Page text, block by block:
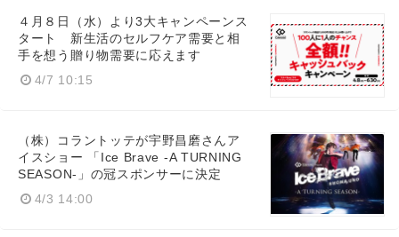
４月８日（水）より3大キャンペーンス
タート 新生活のセルフケア需要と相
手を想う贈り物需要に応えます
4/7 10:15
（株）コラントッテが宇野昌磨さんア
イスショー 「Ice Brave -A TURNING
SEASON-」の冠スポンサーに決定
4/3 14:00